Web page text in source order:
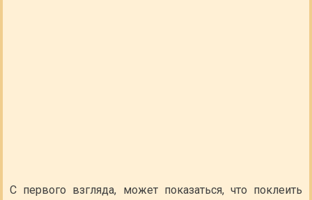
С первого взгляда, может показаться, что поклеить